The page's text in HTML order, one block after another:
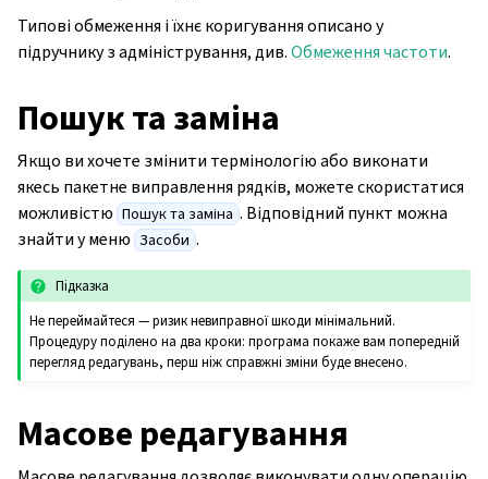
Типові обмеження і їхнє коригування описано у
підручнику з адміністрування, див.Обмеження частоти.
Пошук та заміна
Якщо ви хочете змінити термінологію або виконати
якесь пакетне виправлення рядків, можете скористатися
можливістю Пошук та заміна . Відповідний пункт можна
знайти у меню Засоби .
Підказка
Не переймайтеся — ризик невиправної шкоди мінімальний.
Процедуру поділено на два кроки: програма покаже вам попередній
перегляд редагувань, перш ніж справжні зміни буде внесено.
Масове редагування